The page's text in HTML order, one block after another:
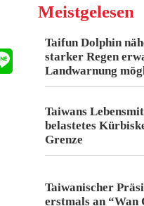
Meistgelesen
Taifun Dolphin
starker Regen
Landwarnung
Taiwans
belastetes
Grenze
Taiwanischer
erstmals an “Wan